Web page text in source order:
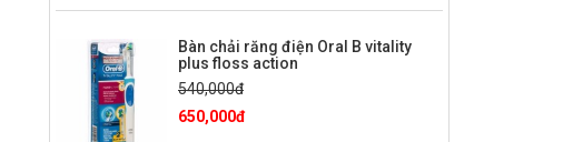
Bàn chải răng điện Oral B vitality
plus floss action
540,000đ
650,000đ